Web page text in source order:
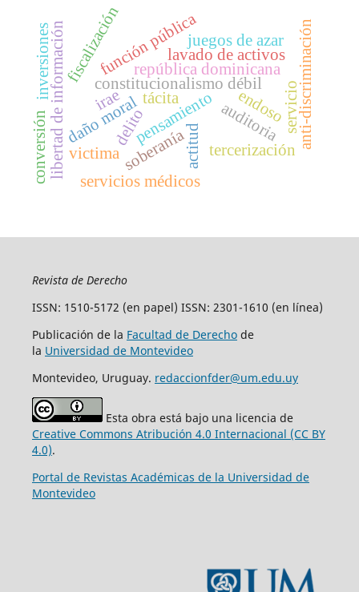
constitucionalismo débil
república dominicana
fiscalización
auditoria
soberanía
pensamiento
actitud
libertad de información lavado de activos
delito
daño moral
servicios médicos
función pública
inversiones irae
tercerización
juegos de azar
conversión
tácita anti-discriminación
servicio
endoso
victima
Revista de Derecho
ISSN: 1510-5172 (en papel) ISSN: 2301-1610 (en línea)
Publicación de la Facultad de Derechode
la Universidad de Montevideo
Montevideo, Uruguay. redaccionfder@um.edu.uy
Esta obra está bajo una licencia de
Creative Commons Atribución 4.0 Internacional (CC BY
4.0).
Portal de Revistas Académicas de la Universidad de
Montevideo